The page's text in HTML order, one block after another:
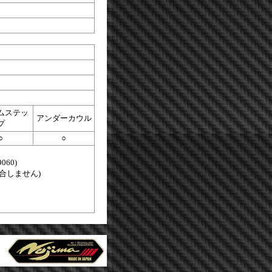
ステッ
アンダーカウル
○
しません)